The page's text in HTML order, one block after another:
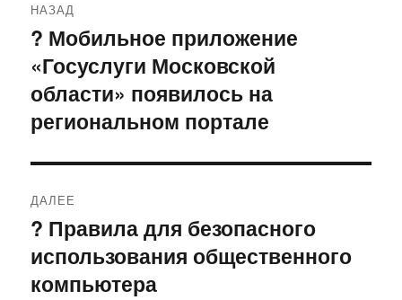
по
записям
НАЗАД
Предыдущая
запись:
? Мобильное приложение
«Госуслуги Московской
области» появилось на
региональном портале
ДАЛЕЕ
Следующая
запись:
? Правила для безопасного
использования общественного
компьютера